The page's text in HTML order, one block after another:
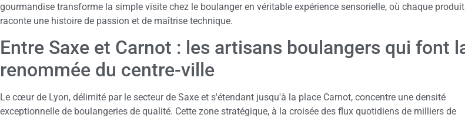
gourmandise transforme la simple visite chez le boulanger en véritable expérience sensorielle, où chaque produit
raconte une histoire de passion et de maîtrise technique.
Entre Saxe et Carnot : les artisans boulangers qui font
renommée du centre-ville
Le cœur de Lyon, délimité par le secteur de Saxe et s'étendant jusqu'à la place Carnot, concentre une densité
exceptionnelle de boulangeries de qualité. Cette zone stratégique, à la croisée des flux quotidiens de milliers de